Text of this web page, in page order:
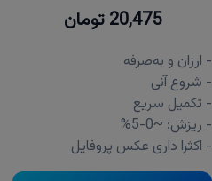
20,475 تومان
- ارزان و به‌صرفه
- شروع آنی
- تکمیل سریع
- ریزش: ~0-5%
- اکثرا داری عکس پروفایل